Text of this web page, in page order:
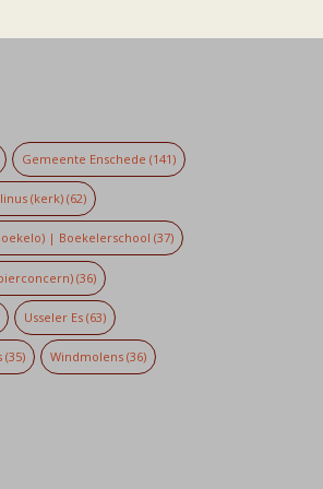
Gemeente Enschede (141)
(kerk) (62)
| Boekelerschool (37)
(36)
Usseler Es(63)
(35) Windmolens(36)